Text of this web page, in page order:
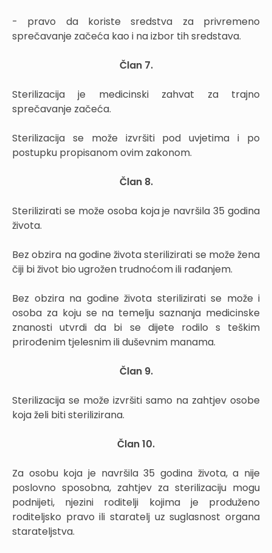
- pravo da koriste sredstva za privremeno
sprečavanje začeća kao i na izbor tih sredstava.
Član 7.
Sterilizacija je medicinski zahvat za trajno
sprečavanje začeća.
Sterilizacija se može izvršiti pod uvjetima i po
postupku propisanom ovim zakonom.
Član 8.
Sterilizirati se može osoba koja je navršila 35 godina
života.
Bez obzira na godine života sterilizirati se može žena
čiji bi život bio ugrožen trudnoćom ili rađanjem.
Bez obzira na godine života sterilizirati se može i
osoba za koju se na temelju saznanja medicinske
znanosti utvrdi da bi se dijete rodilo s teškim
prirođenim tjelesnim ili duševnim manama.
Član 9.
Sterilizacija se može izvršiti samo na zahtjev osobe
koja želi biti sterilizirana.
Član 10.
Za osobu koja je navršila 35 godina života, a nije
poslovno sposobna, zahtjev za sterilizaciju mogu
podnijeti, njezini roditelji kojima je produženo
roditeljsko pravo ili staratelj uz suglasnost organa
starateljstva.